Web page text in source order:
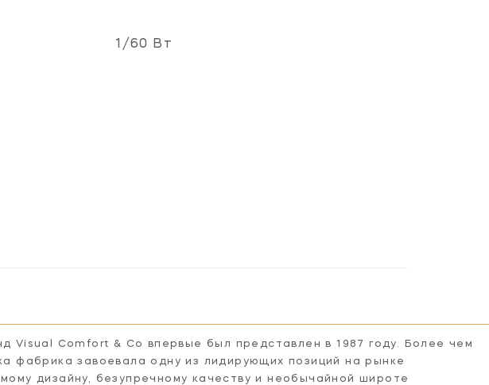
1/60 Вт
Visual Comfort & Co впервые был представлен в 1987 году. Более чем
фабрика завоевала одну из лидирующих позиций на рынке
дизайну, безупречному качеству и необычайной широте